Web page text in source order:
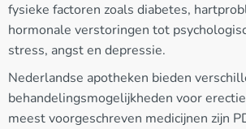
fysieke factoren zoals diabetes,
hormonale verstoringen tot
stress, angst en depressie.
Nederlandse apotheken bieden
behandelingsmogelijkheden voor
meest voorgeschreven medicijnen zijn